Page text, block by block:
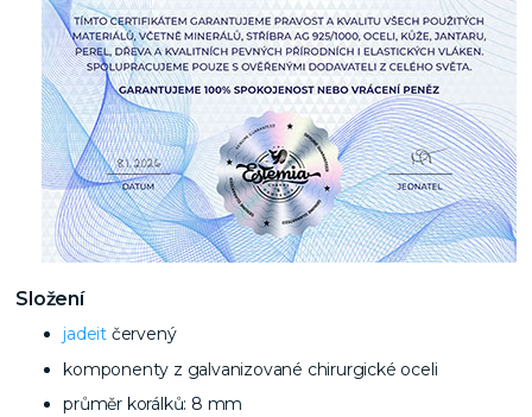
Složení
jadeitčervený
komponenty z galvanizované chirurgické oceli
průměr korálků: 8 mm